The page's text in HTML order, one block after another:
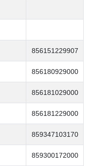
856151229907
856180929000
856181029000
856181229000
859347103170
859300172000